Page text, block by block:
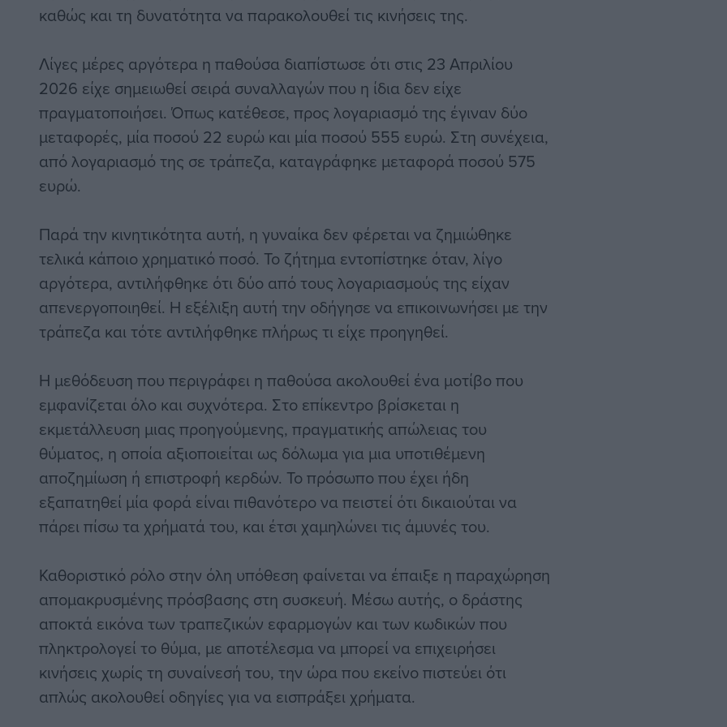
καθώς και τη δυνατότητα να παρακολουθεί τις κινήσεις της.
Λίγες μέρες αργότερα η παθούσα διαπίστωσε ότι στις 23 Απριλίου
2026 είχε σημειωθεί σειρά συναλλαγών που η ίδια δεν είχε
πραγματοποιήσει. Όπως κατέθεσε, προς λογαριασμό της έγιναν δύο
μεταφορές, μία ποσού 22 ευρώ και μία ποσού 555 ευρώ. Στη συνέχεια,
από λογαριασμό της σε τράπεζα, καταγράφηκε μεταφορά ποσού 575
ευρώ.
Παρά την κινητικότητα αυτή, η γυναίκα δεν φέρεται να ζημιώθηκε
τελικά κάποιο χρηματικό ποσό. Το ζήτημα εντοπίστηκε όταν, λίγο
αργότερα, αντιλήφθηκε ότι δύο από τους λογαριασμούς της είχαν
απενεργοποιηθεί. Η εξέλιξη αυτή την οδήγησε να επικοινωνήσει με την
τράπεζα και τότε αντιλήφθηκε πλήρως τι είχε προηγηθεί.
Η μεθόδευση που περιγράφει η παθούσα ακολουθεί ένα μοτίβο που
εμφανίζεται όλο και συχνότερα. Στο επίκεντρο βρίσκεται η
εκμετάλλευση μιας προηγούμενης, πραγματικής απώλειας του
θύματος, η οποία αξιοποιείται ως δόλωμα για μια υποτιθέμενη
αποζημίωση ή επιστροφή κερδών. Το πρόσωπο που έχει ήδη
εξαπατηθεί μία φορά είναι πιθανότερο να πειστεί ότι δικαιούται να
πάρει πίσω τα χρήματά του, και έτσι χαμηλώνει τις άμυνές του.
Καθοριστικό ρόλο στην όλη υπόθεση φαίνεται να έπαιξε η παραχώρηση
απομακρυσμένης πρόσβασης στη συσκευή. Μέσω αυτής, ο δράστης
αποκτά εικόνα των τραπεζικών εφαρμογών και των κωδικών που
πληκτρολογεί το θύμα, με αποτέλεσμα να μπορεί να επιχειρήσει
κινήσεις χωρίς τη συναίνεσή του, την ώρα που εκείνο πιστεύει ότι
απλώς ακολουθεί οδηγίες για να εισπράξει χρήματα.